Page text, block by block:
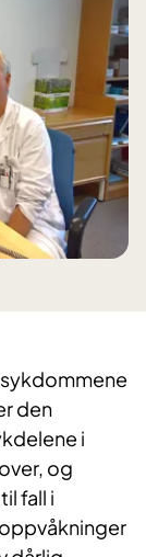
sykdommene
den
i
og
fall i